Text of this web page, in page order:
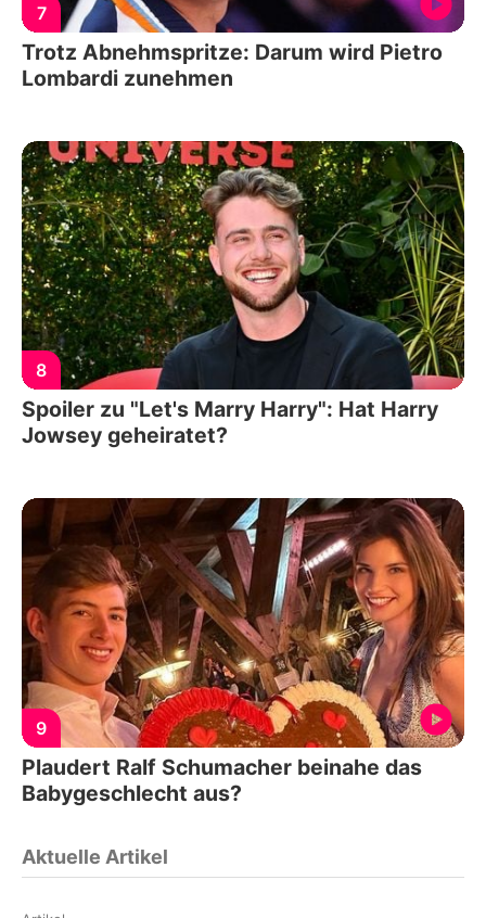
7
Trotz Abnehmspritze: Darum wird Pietro
Lombardi zunehmen
8
Spoiler zu "Let's Marry Harry": Hat Harry
Jowsey geheiratet?
9
Plaudert Ralf Schumacher beinahe das
Babygeschlecht aus?
Aktuelle Artikel